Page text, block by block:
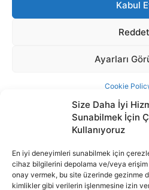
Size Daha İyi
Sunabilmek İçin
Kullanıyoruz
En iyi deneyimleri sunabilmek için
cihaz bilgilerini depolama ve/veya
onay vermek, bu site üzerinde gezinme
kimlikler gibi verilerin işlenmesine izin
İnternet portalımızda yer alan tüm
içeriğin hakları Sigortamedya